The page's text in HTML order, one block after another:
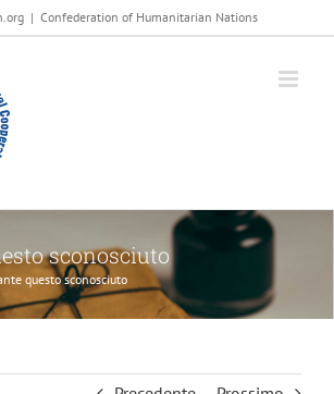
| Confederation of Humanitarian Nations
sconosciuto
questo sconosciuto